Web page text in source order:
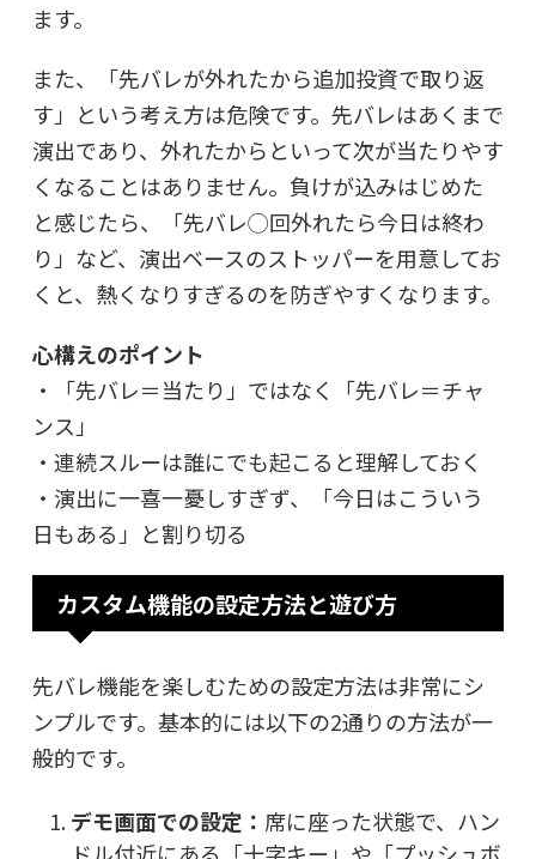
ます。
また、「先バレが外れたから追加投資で取り返
す」という考え方は危険です。先バレはあくまで
演出であり、外れたからといって次が当たりやす
くなることはありません。負けが込みはじめた
と感じたら、「先バレ◯回外れたら今日は終わ
り」など、演出ベースのストッパーを用意してお
くと、熱くなりすぎるのを防ぎやすくなります。
心構えのポイント
・「先バレ＝当たり」ではなく「先バレ＝チャ
ンス」
・連続スルーは誰にでも起こると理解しておく
・演出に一喜一憂しすぎず、「今日はこういう
日もある」と割り切る
カスタム機能の設定方法と遊び方
先バレ機能を楽しむための設定方法は非常にシ
ンプルです。基本的には以下の2通りの方法が一
般的です。
デモ画面での設定： 席に座った状態で、ハン
ドル付近にある「十字キー」や「プッシュボ